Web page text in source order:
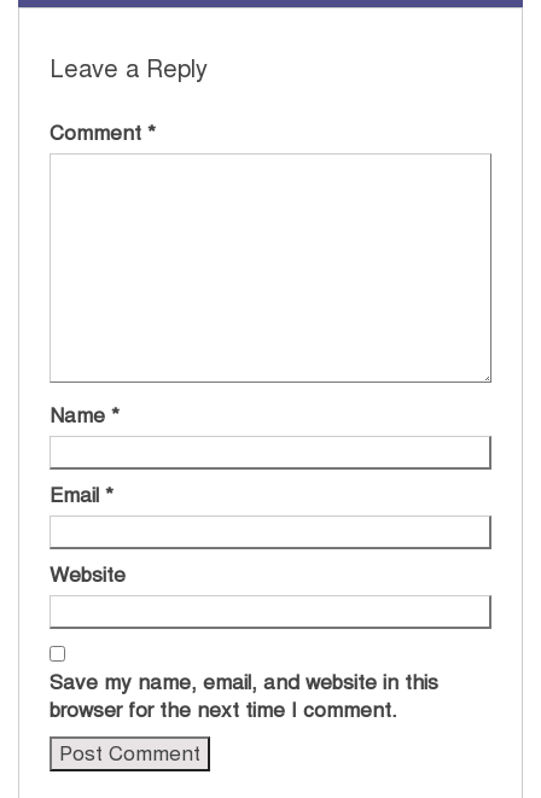
Leave a Reply
Comment *
Name *
Email *
Website
Save my name, email, and website in this
browser for the next time I comment.